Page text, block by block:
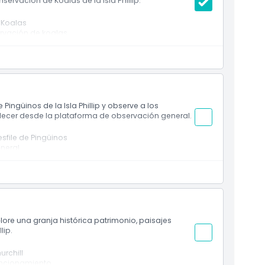
de koalas
equidnas y aves
áreas de conservación
Phillip
de la Isla Phillip y observe a los
desde la plataforma de observación general.
de Pingüinos
más emblemáticas de Australia
una granja histórica patrimonio, paisajes